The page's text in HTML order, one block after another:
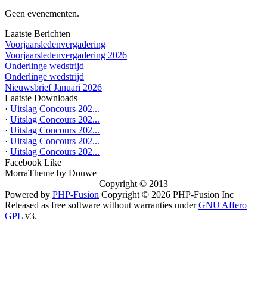
Geen evenementen.
Laatste Berichten
Voorjaarsledenvergadering
Voorjaarsledenvergadering 2026
Onderlinge wedstrijd
Onderlinge wedstrijd
Nieuwsbrief Januari 2026
Laatste Downloads
· Uitslag Concours 202...
· Uitslag Concours 202...
· Uitslag Concours 202...
· Uitslag Concours 202...
· Uitslag Concours 202...
Facebook Like
MorraTheme by Douwe
Copyright © 2013
Powered by PHP-Fusion Copyright © 2026 PHP-Fusion Inc
Released as free software without warranties underGNU Affero
GPL v3.